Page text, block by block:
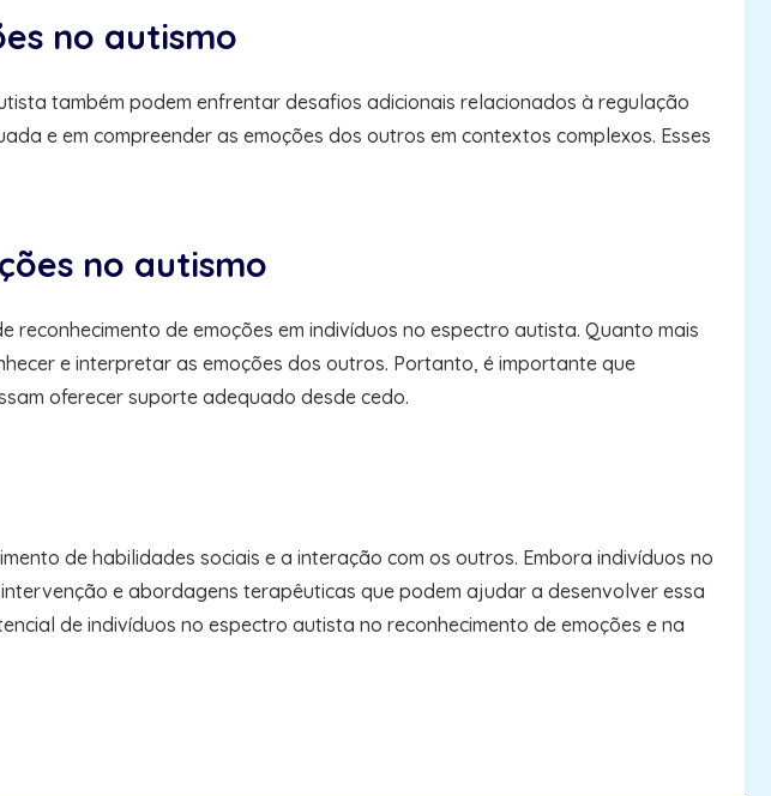
no autismo
também podem enfrentar desafios adicionais relacionados à regulação
e em compreender as emoções dos outros em contextos complexos. Esses
no autismo
de emoções em indivíduos no espectro autista. Quanto mais
e interpretar as emoções dos outros. Portanto, é importante que
oferecer suporte adequado desde cedo.
de habilidades sociais e a interação com os outros. Embora indivíduos no
e abordagens terapêuticas que podem ajudar a desenvolver essa
de indivíduos no espectro autista no reconhecimento de emoções e na